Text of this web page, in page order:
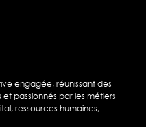
engagée, réunissant des
passionnés par les métiers
ressources humaines,